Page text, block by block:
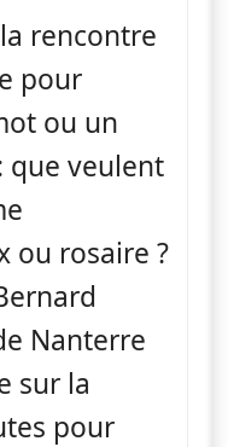
rencontre
pour
ou un
que veulent
ou rosaire ?
Nanterre
sur la
pour